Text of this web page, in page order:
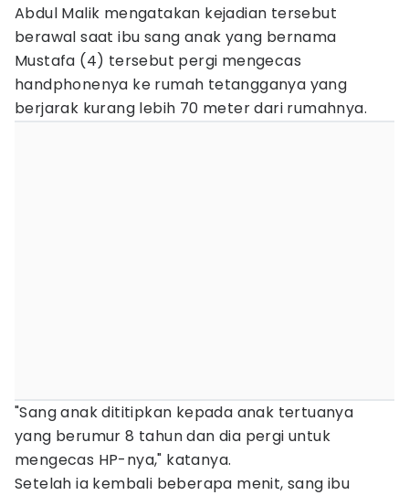
Abdul Malik mengatakan kejadian tersebut
berawal saat ibu sang anak yang bernama
Mustafa (4) tersebut pergi mengecas
handphonenya ke rumah tetangganya yang
berjarak kurang lebih 70 meter dari rumahnya.
"Sang anak dititipkan kepada anak tertuanya
yang berumur 8 tahun dan dia pergi untuk
mengecas HP-nya," katanya.
Setelah ia kembali beberapa menit, sang ibu